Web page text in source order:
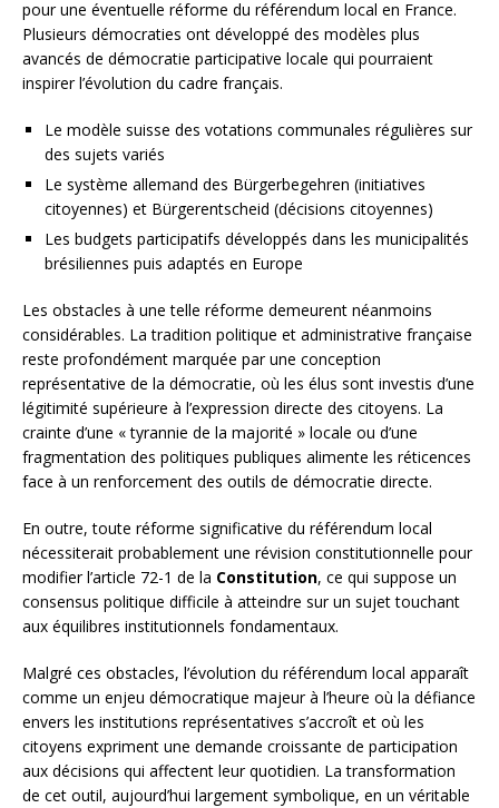
pour une éventuelle réforme du référendum local en France.
Plusieurs démocraties ont développé des modèles plus
avancés de démocratie participative locale qui pourraient
inspirer l’évolution du cadre français.
Le modèle suisse des votations communales régulières sur
des sujets variés
Le système allemand des Bürgerbegehren (initiatives
citoyennes) et Bürgerentscheid (décisions citoyennes)
Les budgets participatifs développés dans les municipalités
brésiliennes puis adaptés en Europe
Les obstacles à une telle réforme demeurent néanmoins
considérables. La tradition politique et administrative française
reste profondément marquée par une conception
représentative de la démocratie, où les élus sont investis d’une
légitimité supérieure à l’expression directe des citoyens. La
crainte d’une « tyrannie de la majorité » locale ou d’une
fragmentation des politiques publiques alimente les réticences
face à un renforcement des outils de démocratie directe.
En outre, toute réforme significative du référendum local
nécessiterait probablement une révision constitutionnelle pour
modifier l’article 72-1 de la Constitution, ce qui suppose un
consensus politique difficile à atteindre sur un sujet touchant
aux équilibres institutionnels fondamentaux.
Malgré ces obstacles, l’évolution du référendum local apparaît
comme un enjeu démocratique majeur à l’heure où la défiance
envers les institutions représentatives s’accroît et où les
citoyens expriment une demande croissante de participation
aux décisions qui affectent leur quotidien. La transformation
de cet outil, aujourd’hui largement symbolique, en un véritable